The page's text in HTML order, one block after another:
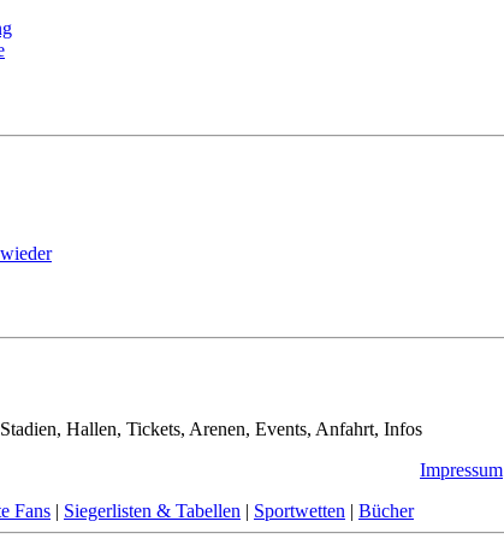
Hallen, Tickets, Arenen, Events, Anfahrt, Infos
Impressum
Fans | Siegerlisten & Tabellen | Sportwetten | Bücher